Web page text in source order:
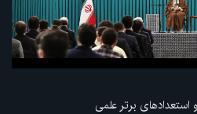
استعدادهای برتر علمی